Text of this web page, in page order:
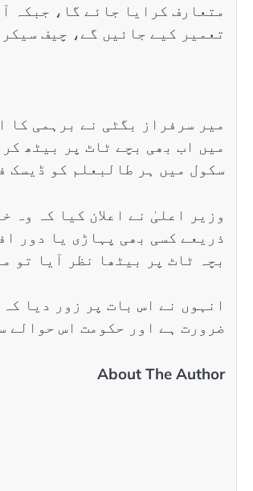
تعمیر کیے جائیں گے، چیف
میر سرفراز بگٹی نے برہمی کا
میں اب بھی بچے ٹاٹ پر بیٹھ
سکول میں ہر طالبعلم کو ڈیسک
وزیر اعلیٰ نے اعلان کیا کہ وہ
ذریعے کسی بھی پہاڑی یا دور
بچہ ٹاٹ پر بیٹھا نظر آیا تو
انہوں نے اس بات پر زور دیا
ضرورت ہے اور حکومت اس حوالے
About The Author